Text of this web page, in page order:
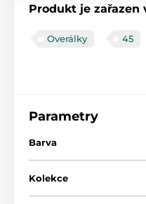
Produkt je zařazen
Overálky 45
Parametry
Barva
Kolekce